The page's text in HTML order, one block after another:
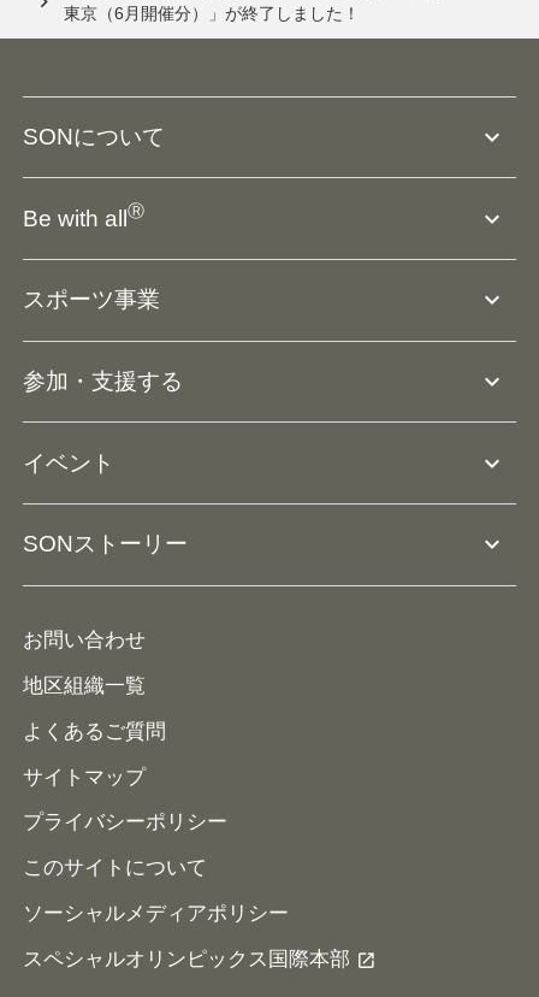
東京（6月開催分）」が終了しました！
SONについて expand_more
SO組織について
役員等一覧
リソースページ
Be with allⓇ expand_more
スポーツ事業 expand_more
ユニファイドスクール
参加・支援する expand_more
コーチとして参加
イベント expand_more
ナショナルゲームについて
SONストーリー expand_more
メディア
お問い合わせ
地区組織一覧
よくあるご質問
サイトマップ
プライバシーポリシー
このサイトについて
ソーシャルメディアポリシー
スペシャルオリンピックス国際本部